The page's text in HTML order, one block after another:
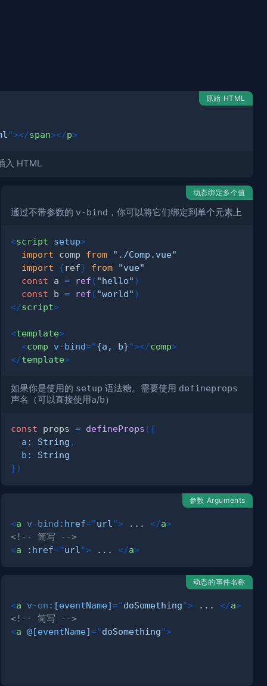
原始 HTML
"></span></p>
入 HTML
动态绑定多个值
通过不带参数的 v-bind ，你可以将它们绑定到单个元素上
<script setup>
import
comp from
"./Comp.vue"
import
{ref} from
"vue"
const a = ref ( "hello" )
const b = ref ( "world" )
</script>
<template>
<comp v-bind="{a, b}"></comp>
</template>
如果你是使用的 setup 语法糖。需要使用 defineprops
声名（可以直接使用a/b）
const props = defineProps ({
a : String ,
b :
String
})
参数 Arguments
<a v-bind: href="url "> ... </a>
<!-- 简写 -->
<a :href="url "> ... </a>
动态的事件名称
<a v-on: [eventName]="doSomething"> ... </a>
<!-- 简写 -->
<a @[eventName]="doSomething">